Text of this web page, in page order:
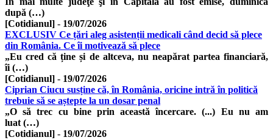
după (…)
[Cotidianul] - 19/07/2026
EXCLUSIV Ce țări aleg asistenții medicali când decid să plece
din România. Ce îi motivează să plece
„Eu cred că ține și de altceva, nu neapărat partea financiară,
îi (…)
[Cotidianul] - 19/07/2026
Ciprian Ciucu susține că, în România, oricine intră în politică
trebuie să se aștepte la un dosar penal
„O să trec cu bine prin această încercare. (...) Eu nu am
luat (…)
[Cotidianul] - 19/07/2026